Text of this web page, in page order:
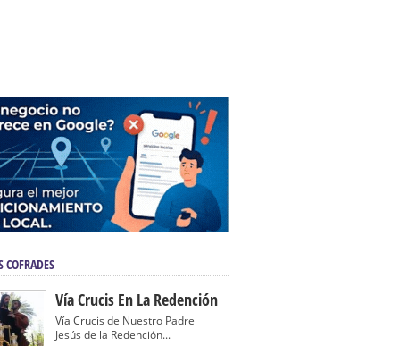
COFRADES
Vía Crucis En La Redención
Vía Crucis de Nuestro Padre
Jesús de la Redención...